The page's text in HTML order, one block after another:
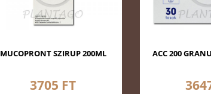
MUCOPRONT SZIRUP 200ML
3705 FT
ACC 200